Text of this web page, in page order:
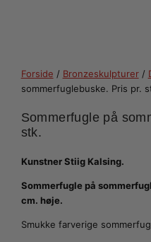
Forside / Bronzeskulpturer/
sommerfuglebuske. Pris pr.
Sommerfugle på
stk.
Kunstner Stiig Kalsing.
Sommerfugle på
cm. høje.
Smukke farverige